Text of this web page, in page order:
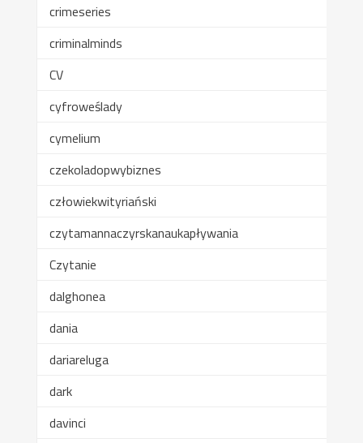
crimeseries
criminalminds
CV
cyfroweślady
cymelium
czekoladopwybiznes
człowiekwityriański
czytamannaczyrskanaukapływania
Czytanie
dalghonea
dania
dariareluga
dark
davinci